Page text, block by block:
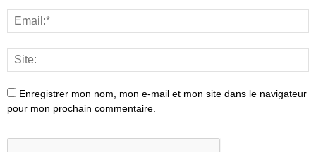
Enregistrer mon nom, mon e-mail et mon site dans le navigateur
pour mon prochain commentaire.